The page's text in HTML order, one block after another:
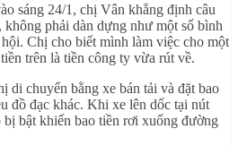
sáng 24/1, chị Vân khẳng định câu
không phải dàn dựng như một số bình
Chị cho biết mình làm việc cho một
trên là tiền công ty vừa rút về.
di chuyển bằng xe bán tải và đặt bao
đồ đạc khác. Khi xe lên dốc tại nút
bật khiến bao tiền rơi xuống đường